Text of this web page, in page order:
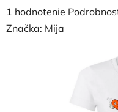
Priemerné
hodnotenie
1 hodnotenie
Značka: Mija